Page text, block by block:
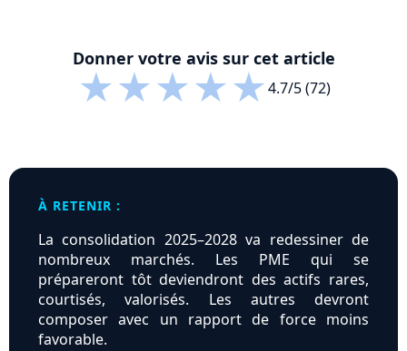
Donner votre avis sur cet article
★★★★★4.7/5 (72)
À RETENIR :
La consolidation 2025–2028 va redessiner de
nombreux marchés. Les PME qui se
prépareront tôt deviendront des actifs rares,
courtisés, valorisés. Les autres devront
composer avec un rapport de force moins
favorable.